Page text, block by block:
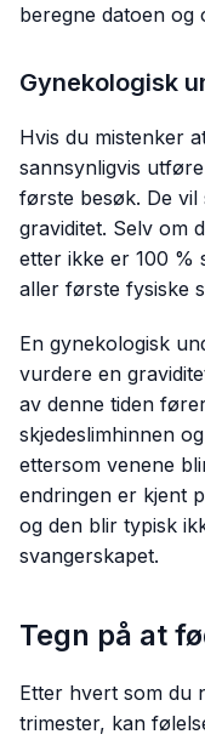
beregne datoen og
Gynekologisk
Hvis du mistenker
sannsynligvis
første besøk. De vil
graviditet. Selv om
etter ikke er 100 %
aller første fysiske
En gynekologisk
vurdere en
av denne tiden
skjedeslimhinnen
ettersom venene
endringen er kjent
og den blir typisk
svangerskapet.
Tegn på at
Etter hvert som du
trimester, kan